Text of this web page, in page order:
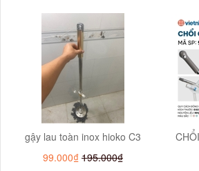
gậy lau toàn inox hioko C3
99.000₫ 195.000₫